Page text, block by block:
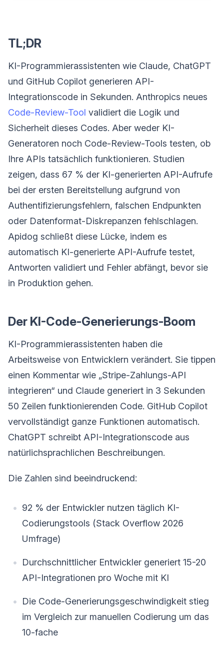
TL;DR
KI-Programmierassistenten wie Claude, ChatGPT
und GitHub Copilot generieren API-
Integrationscode in Sekunden. Anthropics neues
Code-Review-Tool validiert die Logik und
Sicherheit dieses Codes. Aber weder KI-
Generatoren noch Code-Review-Tools testen, ob
Ihre APIs tatsächlich funktionieren. Studien
zeigen, dass 67 % der KI-generierten API-Aufrufe
bei der ersten Bereitstellung aufgrund von
Authentifizierungsfehlern, falschen Endpunkten
oder Datenformat-Diskrepanzen fehlschlagen.
Apidog schließt diese Lücke, indem es
automatisch KI-generierte API-Aufrufe testet,
Antworten validiert und Fehler abfängt, bevor sie
in Produktion gehen.
Der KI-Code-Generierungs-Boom
KI-Programmierassistenten haben die
Arbeitsweise von Entwicklern verändert. Sie tippen
einen Kommentar wie „Stripe-Zahlungs-API
integrieren“ und Claude generiert in 3 Sekunden
50 Zeilen funktionierenden Code. GitHub Copilot
vervollständigt ganze Funktionen automatisch.
ChatGPT schreibt API-Integrationscode aus
natürlichsprachlichen Beschreibungen.
Die Zahlen sind beeindruckend:
92 % der Entwickler nutzen täglich KI-
Codierungstools (Stack Overflow 2026
Umfrage)
Durchschnittlicher Entwickler generiert 15-20
API-Integrationen pro Woche mit KI
Die Code-Generierungsgeschwindigkeit stieg
im Vergleich zur manuellen Codierung um das
10-fache